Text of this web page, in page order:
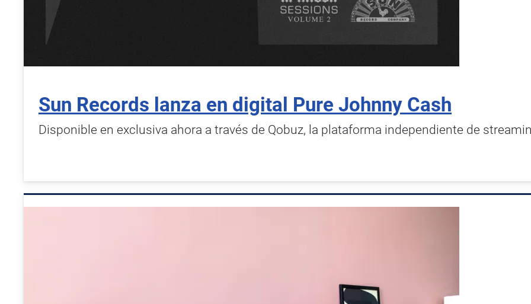
Sun Records lanza en digital Pure Johnny Cash
Disponible en exclusiva ahora a través de Qobuz, la plataforma independiente de